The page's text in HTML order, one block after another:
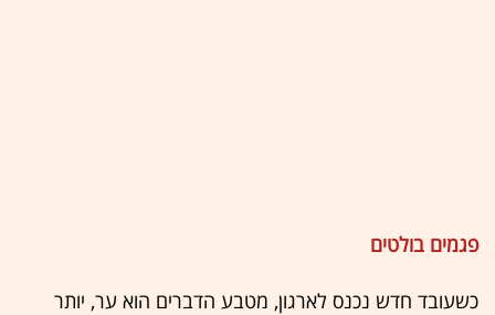
פגמים בולטים
כשעובד חדש נכנס לארגון, מטבע הדברים הוא ער, יותר